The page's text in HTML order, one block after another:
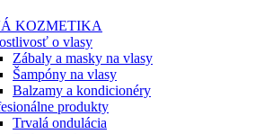
KOZMETIKA
o vlasy
Zábaly a masky na vlasy
Šampóny na vlasy
Balzamy a kondicionéry
produkty
Trvalá ondulácia